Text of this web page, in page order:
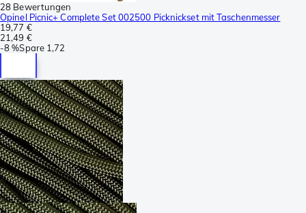
28 Bewertungen
Opinel Picnic+ Complete Set 002500 Picknickset mit Taschenmesser
19,77 €
21,49 €
-8 %Spare 1,72